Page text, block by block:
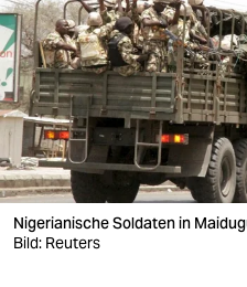
nord
wahrheit
verlag
verlag
veranstaltungen
Nigerianische Soldaten in
Bild: Reuters